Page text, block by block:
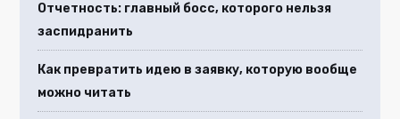
Отчетность: главный босс, которого нельзя
заспидранить
Как превратить идею в заявку, которую вообще
можно читать